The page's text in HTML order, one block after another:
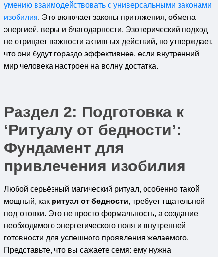
умению взаимодействовать с универсальными законами
изобилия. Это включает законы притяжения, обмена
энергией, веры и благодарности. Эзотерический подход
не отрицает важности активных действий, но утверждает,
что они будут гораздо эффективнее, если внутренний
мир человека настроен на волну достатка.
Раздел 2: Подготовка к
‘Ритуалу от бедности’:
Фундамент для
привлечения изобилия
Любой серьёзный магический ритуал, особенно такой
мощный, как ритуал от бедности, требует тщательной
подготовки. Это не просто формальность, а создание
необходимого энергетического поля и внутренней
готовности для успешного проявления желаемого.
Представьте, что вы сажаете семя: ему нужна